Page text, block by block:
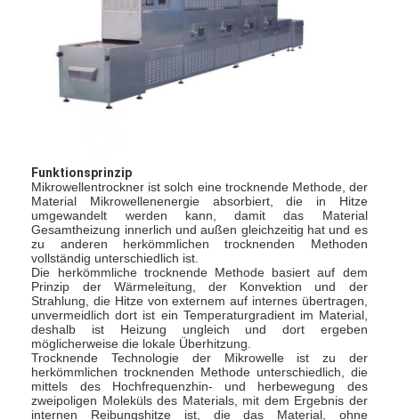
Qualitätskontrolle
Kontakt
Alle Fälle
Zentrifugaler HochgeschwindigkeitsSprühtrockner
Vibrierender Wirbelschichttrockner
Mikrowellen-Vakuumtrockner
Druck-Sprühtrockner
Heißluft Oven Dryer
Funktionsprinzip
Mikrowellentrockner ist solch eine trocknende Methode, der
Material Mikrowellenenergie absorbiert, die in Hitze
umgewandelt werden kann, damit das Material
Gesamtheizung innerlich und außen gleichzeitig hat und es
zu anderen herkömmlichen trocknenden Methoden
vollständig unterschiedlich ist.
Die herkömmliche trocknende Methode basiert auf dem
Prinzip der Wärmeleitung, der Konvektion und der
Strahlung, die Hitze von externem auf internes übertragen,
unvermeidlich dort ist ein Temperaturgradient im Material,
deshalb ist Heizung ungleich und dort ergeben
möglicherweise die lokale Überhitzung.
Trocknende Technologie der Mikrowelle ist zu der
herkömmlichen trocknenden Methode unterschiedlich, die
mittels des Hochfrequenzhin- und herbewegung des
zweipoligen Moleküls des Materials, mit dem Ergebnis der
internen Reibungshitze ist, die das Material, ohne